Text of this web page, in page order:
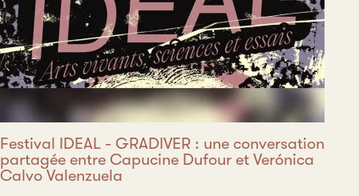
Festival IDEAL - GRADIVER : une conversation
partagée entre Capucine Dufour et Verónica
Calvo Valenzuela